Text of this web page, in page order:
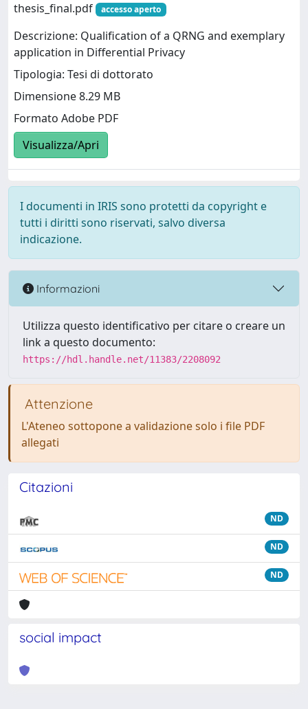
thesis_final.pdf
accesso aperto
Descrizione: Qualification of a QRNG and exemplary
application in Differential Privacy
Tipologia: Tesi di dottorato
Dimensione 8.29 MB
Formato Adobe PDF
Visualizza/Apri
I documenti in IRIS sono protetti da copyright e
tutti i diritti sono riservati, salvo diversa
indicazione.
Informazioni
Utilizza questo identificativo per citare o creare un
link a questo documento:
https://hdl.handle.net/11383/2208092
Attenzione
L'Ateneo sottopone a validazione solo i file PDF
allegati
Citazioni
ND
ND
ND
social impact